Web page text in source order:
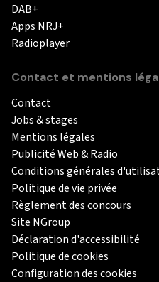
DAB+
Apps NRJ+
Radioplayer
Contact et mentions
Contact
Jobs & stages
Mentions légales
Publicité Web & Radio
Conditions générales
Politique de vie privée
Règlement des concours
Site NGroup
Déclaration d'accessibilité
Politique de cookies
Configuration des cookies